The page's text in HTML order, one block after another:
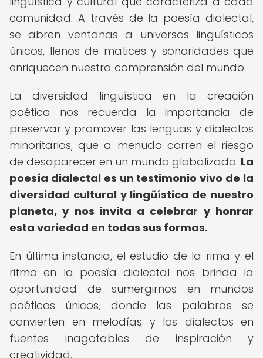
comunidad. A través de la poesía dialectal,
se abren ventanas a universos lingüísticos
únicos, llenos de matices y sonoridades que
enriquecen nuestra comprensión del mundo.
La diversidad lingüística en la creación
poética nos recuerda la importancia de
preservar y promover las lenguas y dialectos
minoritarios, que a menudo corren el riesgo
de desaparecer en un mundo globalizado. La
poesía dialectal es un testimonio vivo de la
diversidad cultural y lingüística de nuestro
planeta, y nos invita a celebrar y honrar
esta variedad en todas sus formas.
En última instancia, el estudio de la rima y el
ritmo en la poesía dialectal nos brinda la
oportunidad de sumergirnos en mundos
poéticos únicos, donde las palabras se
convierten en melodías y los dialectos en
fuentes inagotables de inspiración y
creatividad.